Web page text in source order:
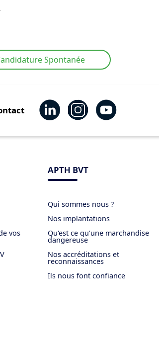
Spontanée
vos
APTH BVT
Qui sommes nous ?
Nos implantations
Qu'est ce qu'une marchandise
dangereuse
Nos accréditations et
reconnaissances
Ils nous font confiance